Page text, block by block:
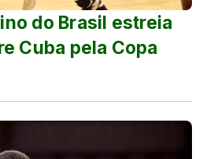
do Brasil estreia
Cuba pela Copa